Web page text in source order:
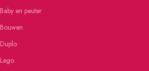
Baby en peuter
Bouwen
Duplo
Lego